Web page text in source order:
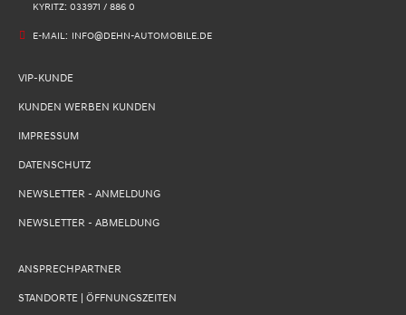
KYRITZ: 033971 / 886 0
E-MAIL: INFO@DEHN-AUTOMOBILE.DE
VIP-KUNDE
KUNDEN WERBEN KUNDEN
IMPRESSUM
DATENSCHUTZ
NEWSLETTER - ANMELDUNG
NEWSLETTER - ABMELDUNG
ANSPRECHPARTNER
STANDORTE | ÖFFNUNGSZEITEN